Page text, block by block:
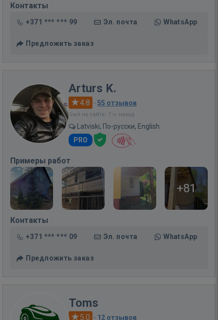
Контакты
+371 *** *** 99 Эл. почта WhatsApp
Предложить заказ
Arturs K.
4.8 · 55 отзывов
Был на сайте: 7 ч. назад
Latviski, По-русски, English
PRO
Примеры работ
+81
Контакты
+371 *** *** 09 Эл. почта WhatsApp
Предложить заказ
Toms
5.0 · 12 отзывов